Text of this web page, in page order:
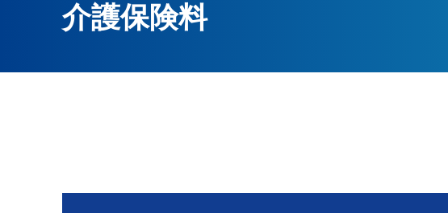
介護保険料